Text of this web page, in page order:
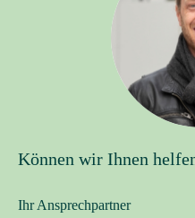
Ich bin mit der Verwendung
Können wir Ihnen
Ihr Ansprechpartner